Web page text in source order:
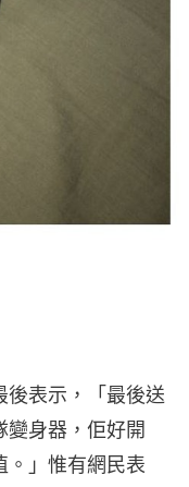
後表示，「最後送
變身器，佢好開
。」惟有網民表